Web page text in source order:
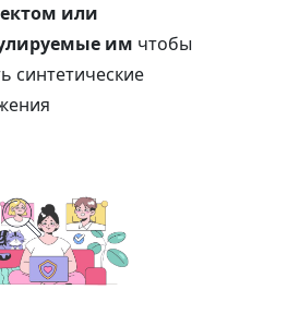
или
им чтобы
синтетические